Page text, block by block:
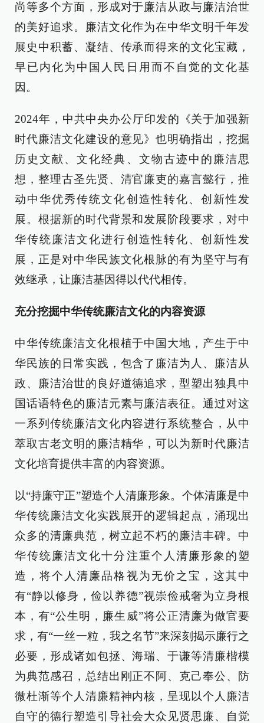
尚等多个方面，形成对于廉洁从政与廉洁治世
的美好追求。廉洁文化作为在中华文明千年发
展史中积蓄、凝结、传承而得来的文化宝藏，
早已内化为中国人民日用而不自觉的文化基
因。
2024年，中共中央办公厅印发的《关于加强新
时代廉洁文化建设的意见》也明确指出，挖掘
历史文献、文化经典、文物古迹中的廉洁思
想，整理古圣先贤、清官廉吏的嘉言懿行，推
动中华优秀传统文化创造性转化、创新性发
展。根据新的时代背景和发展阶段要求，对中
华传统廉洁文化进行创造性转化、创新性发
展，正是对中华民族文化根脉的有为坚守与有
效继承，让廉洁基因得以代代相传。
充分挖掘中华传统廉洁文化的内容资源
中华传统廉洁文化根植于中国大地，产生于中
华民族的日常实践，包含了廉洁为人、廉洁从
政、廉洁治世的良好道德追求，型塑出独具中
国话语特色的廉洁元素与廉洁表征。通过对这
一系列传统廉洁文化内容进行系统整合，从中
萃取古老文明的廉洁精华，可以为新时代廉洁
文化培育提供丰富的内容资源。
以“持廉守正”塑造个人清廉形象。个体清廉是中
华传统廉洁文化实践展开的逻辑起点，涌现出
众多的清廉典范，树立起不朽的廉洁丰碑。中
华传统廉洁文化十分注重个人清廉形象的塑
造，将个人清廉品格视为无价之宝，这其中
有“静以修身，俭以养德”视崇俭戒奢为立身根
本，有“公生明，廉生威”将公正清廉为做官要
求，有“一丝一粒，我之名节”来深刻揭示廉行之
必要，形成诸如包拯、海瑞、于谦等清廉楷模
为典范感召，总结出刚正不阿、克己奉公、防
微杜渐等个人清廉精神内核，呈现以个人廉洁
自守的德行塑造引导社会大众见贤思廉、自觉